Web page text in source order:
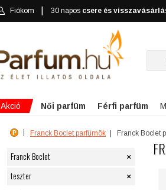
Fiókom 30 napos csere és
Akció Női parfüm Férfi parfüm
Franck Boclet parfümök Franck Boclet
Franck Boclet ×
teszter ×